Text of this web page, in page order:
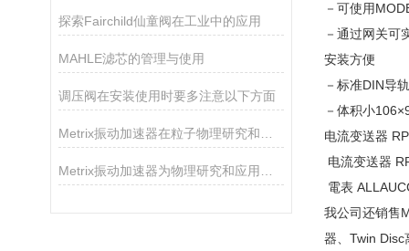
探索Fairchild仙童阀在工业中的应用
MAHLE滤芯的管理与使用
调压阀在安装使用时要多注意以下方面
－可使用
－通过网关可
安装方便
－标准DIN导
－体积小
电流变送器
电流变送器
電表
我公司还销售
器、Twin Disc